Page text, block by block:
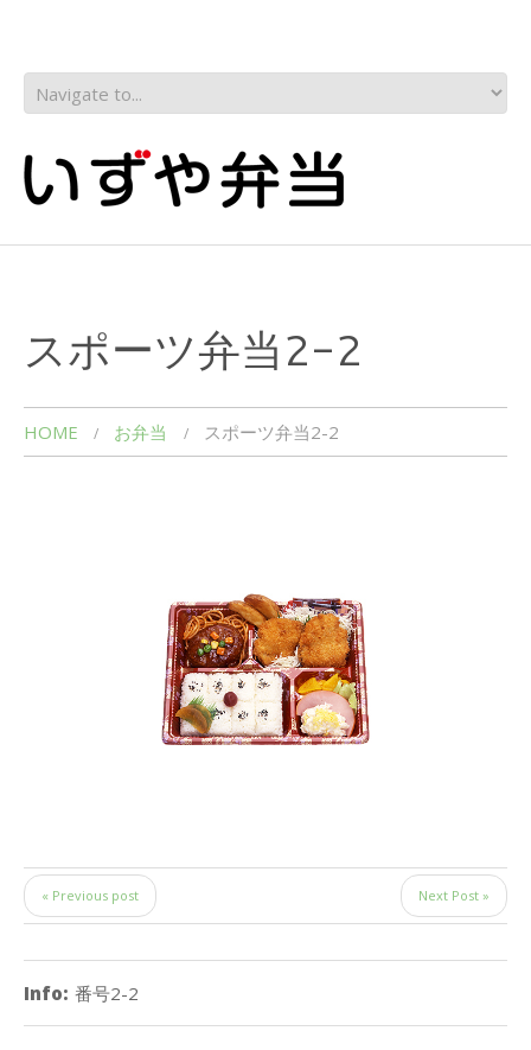
スポーツ弁当2-2
HOME お弁当 スポーツ弁当2-2
« Previous post Next Post »
Info: 番号2-2